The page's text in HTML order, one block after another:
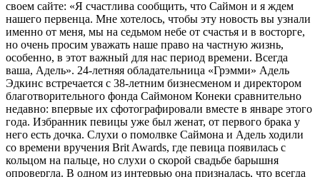
своем сайте: «Я счастлива сообщить, что Саймон и я ждем
нашего первенца. Мне хотелось, чтобы эту новость вы узнали
именно от меня, мы на седьмом небе от счастья и в восторге,
но очень просим уважать наше право на частную жизнь,
особенно, в этот важный для нас период времени. Всегда
ваша, Адель». 24-летняя обладательница «Грэмми» Адель
Эдкинс встречается с 38-летним бизнесменом и директором
благотворительного фонда Саймоном Конеки сравнительно
недавно: впервые их сфотографировали вместе в январе этого
года. Избранник певицы уже был женат, от первого брака у
него есть дочка. Слухи о помолвке Саймона и Адель ходили
со времени вручения Brit Awards, где певица появилась с
кольцом на пальце, но слухи о скорой свадьбе барышня
опровергла. В одном из интервью она призналась, что всегда